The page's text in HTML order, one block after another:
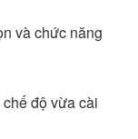
và chức năng
độ vừa cài